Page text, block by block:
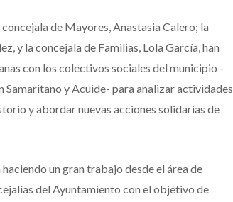
de Mayores, Anastasia Calero; la
y la concejala de Familias, Lola García, han
con los colectivos sociales del municipio -
Samaritano y Acuide- para analizar actividades
y abordar nuevas acciones solidarias de
un gran trabajo desde el área de
del Ayuntamiento con el objetivo de